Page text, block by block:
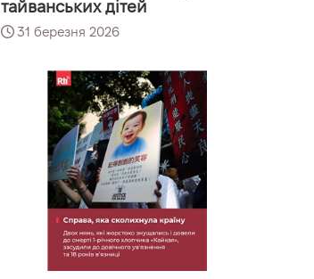
тайванських дітей
31 березня 2026